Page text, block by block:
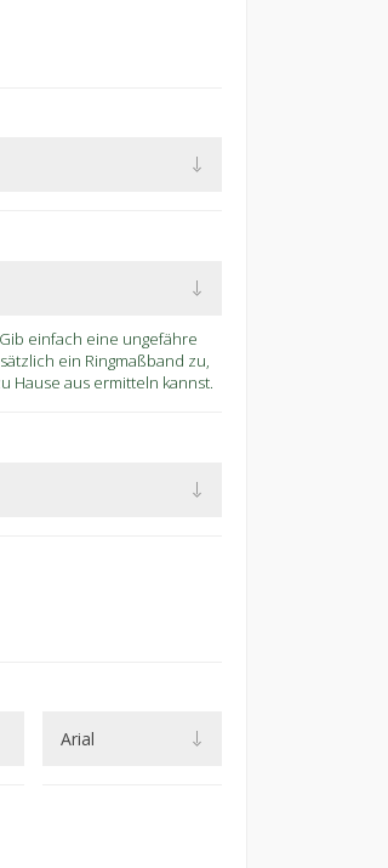
einfach eine ungefähre
ein Ringmaßband zu,
Hause aus ermitteln kannst.